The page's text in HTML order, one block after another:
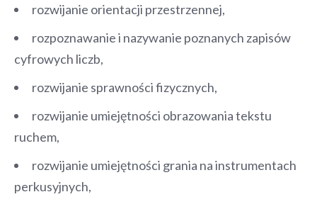
rozwijanie orientacji przestrzennej,
rozpoznawanie i nazywanie poznanych zapisów
cyfrowych liczb,
rozwijanie sprawności fizycznych,
rozwijanie umiejętności obrazowania tekstu
ruchem,
rozwijanie umiejętności grania na instrumentach
perkusyjnych,